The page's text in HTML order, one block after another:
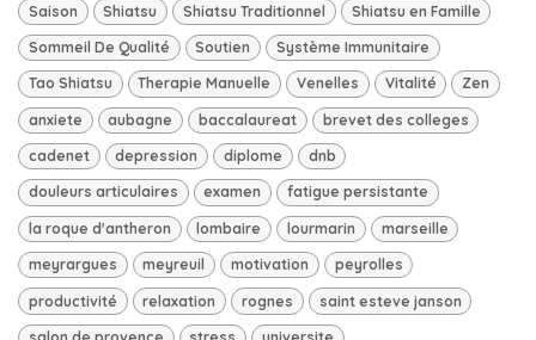
Saison Shiatsu Shiatsu Traditionnel Shiatsu en Famille
Sommeil De Qualité Soutien Système Immunitaire
Tao Shiatsu Therapie Manuelle Venelles Vitalité Zen
anxiete aubagne baccalaureat brevet des colleges
cadenet depression diplome dnb
douleurs articulaires examen fatigue persistante
la roque d'antheron lombaire lourmarin marseille
meyrargues meyreuil motivation peyrolles
productivité relaxation rognes saint esteve janson